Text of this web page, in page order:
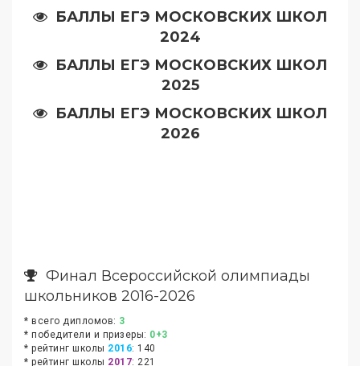
БАЛЛЫ ЕГЭ МОСКОВСКИХ ШКОЛ
2024
БАЛЛЫ ЕГЭ МОСКОВСКИХ ШКОЛ
2025
БАЛЛЫ ЕГЭ МОСКОВСКИХ ШКОЛ
2026
Финал Всероссийской олимпиады
школьников 2016-2026
* всего дипломов: 3
* победители и призеры: 0+3
* рейтинг школы 2016: 140
* рейтинг школы 2017: 221